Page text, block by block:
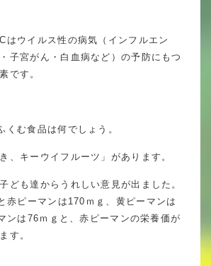
はウイルス性の病気（インフルエン
子宮がん・白血病など）の予防にもつ
です。
くむ食品は何でしょう。
、キーウイフルーツ」があります。
ども達からうれしい意見が出ました。
赤ピーマンは170ｍｇ、黄ピーマンは
ンは76ｍｇと、赤ピーマンの栄養価が
す。
優遇制度
説明会・公開行事
いじめ防止基本方針